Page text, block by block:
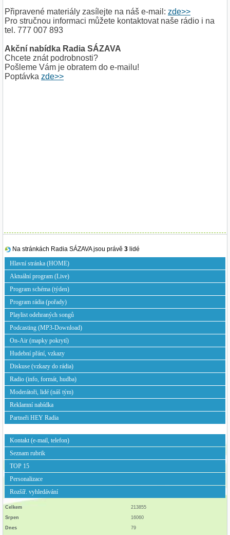
Připravené materiály zasílejte na náš e-mail: zde>>
Pro stručnou informaci můžete kontaktovat naše rádio i na
tel. 777 007 893
Akční nabídka Radia SÁZAVA
Chcete znát podrobnosti?
Pošleme Vám je obratem do e-mailu!
Poptávka zde>>
Na stránkách Radia SÁZAVA jsou právě 3 lidé
Hlavní stránka (HOME)
Aktuální program (Live)
Program schéma (týden)
Program rádia (pořady)
Playlist odehraných songů
Podcasting (MP3-Download)
On-Air (mapky pokrytí)
Hudební přání, vzkazy
Diskuse (vzkazy do rádia)
Radio (info, formát, hudba)
Moderátoři, lidé (náš tým)
Reklamní nabídka
Partneři HEY Radia
Kontakt (e-mail, telefon)
Seznam rubrik
TOP 15
Personalizace
Rozšíř. vyhledávání
Celkem
213855
Srpen
16060
Dnes
79